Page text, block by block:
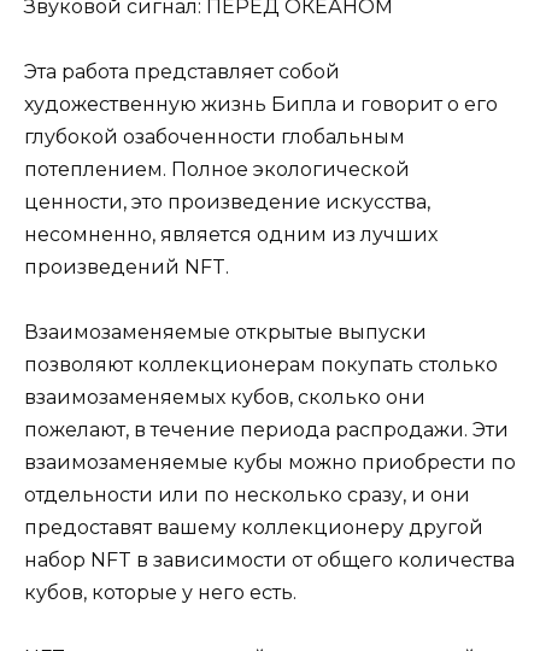
Звуковой сигнал: ПЕРЕД ОКЕАНОМ
Эта работа представляет собой
художественную жизнь Бипла и говорит о его
глубокой озабоченности глобальным
потеплением. Полное экологической
ценности, это произведение искусства,
несомненно, является одним из лучших
произведений NFT.
Взаимозаменяемые открытые выпуски
позволяют коллекционерам покупать столько
взаимозаменяемых кубов, сколько они
пожелают, в течение периода распродажи. Эти
взаимозаменяемые кубы можно приобрести по
отдельности или по несколько сразу, и они
предоставят вашему коллекционеру другой
набор NFT в зависимости от общего количества
кубов, которые у него есть.